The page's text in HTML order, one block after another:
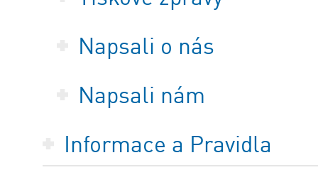
Napsali o nás
Napsali nám
Informace a Pravidla